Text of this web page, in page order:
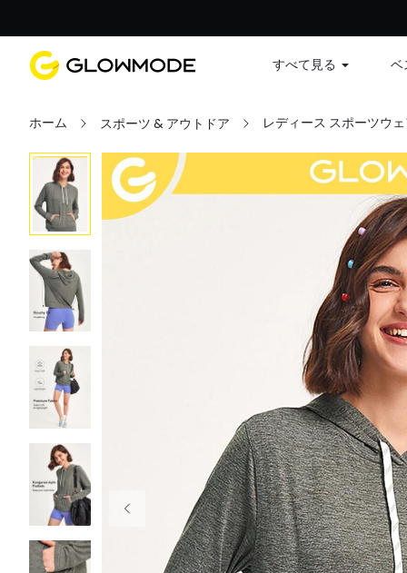
すべて見る ベ
ホーム スポーツ & アウトドア レディース スポーツウ